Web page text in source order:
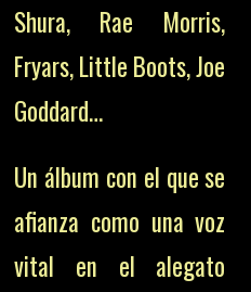
Shura, Rae Morris,
Fryars, Little Boots, Joe
Goddard…
Un álbum con el que se
afianza como una voz
vital en el alegato